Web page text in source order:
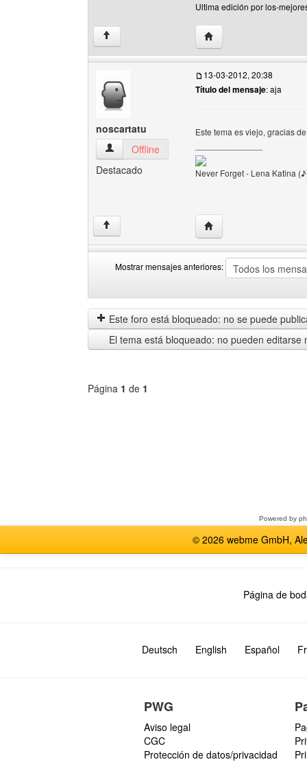
Ultima edición por los-
↑ Visitar sitio web del
noscartatu
noscartatu Ver perfil del usuario
Offline
Destacado
13-03-2012, 20:38
Título del mensaje: aja
Este tema es viejo, gracias
Never Forget - Lena Katina
↑ Visitar sitio web del
Mostrar mensajes anteriores:
mensajes
anteriores
by
Este foro está bloqueado: no se puede
El tema está bloqueado: no pueden editarse
Página 1 de 1
Powered by
© 2026 webme GmbH,
Página de
Deutsch English Español
PWG
Aviso legal
CGC
Protección de datos/privacidad